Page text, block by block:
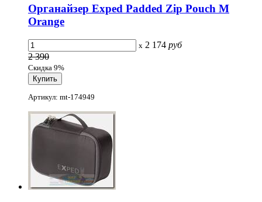
Органайзер Exped Padded Zip Pouch M
Orange
x 2 174 руб
2 390
Скидка 9%
Артикул: mt-174949